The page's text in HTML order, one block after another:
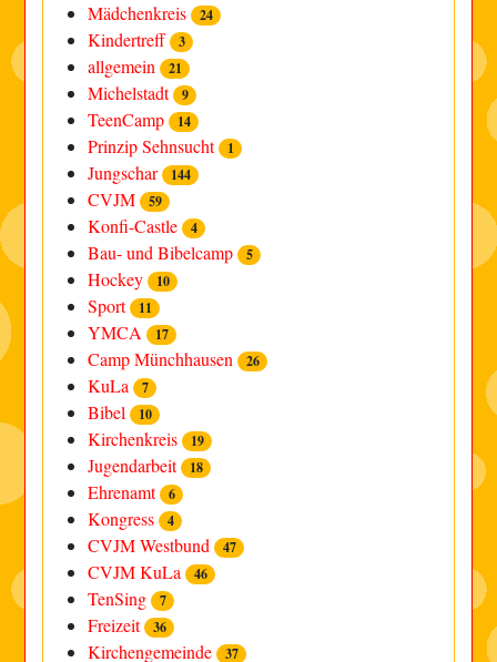
Mädchenkreis 24
Kindertreff 3
allgemein 21
Michelstadt 9
TeenCamp 14
Prinzip Sehnsucht 1
Jungschar 144
CVJM 59
Konfi-Castle 4
Bau- und Bibelcamp 5
Hockey 10
Sport 11
YMCA 17
Camp Münchhausen 26
KuLa 7
Bibel 10
Kirchenkreis 19
Jugendarbeit 18
Ehrenamt 6
Kongress 4
CVJM Westbund 47
CVJM KuLa 46
TenSing 7
Freizeit 36
Kirchengemeinde 37